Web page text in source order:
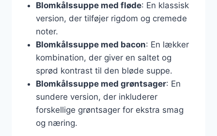
Blomkålssuppe med fløde: En klassisk
version, der tilføjer rigdom og cremede
noter.
Blomkålssuppe med bacon: En lækker
kombination, der giver en saltet og
sprød kontrast til den bløde suppe.
Blomkålssuppe med grøntsager: En
sundere version, der inkluderer
forskellige grøntsager for ekstra smag
og næring.